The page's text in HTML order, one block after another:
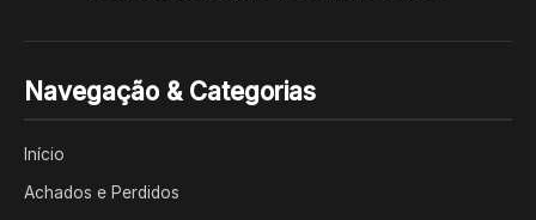
Navegação & Categorias
Início
Achados e Perdidos